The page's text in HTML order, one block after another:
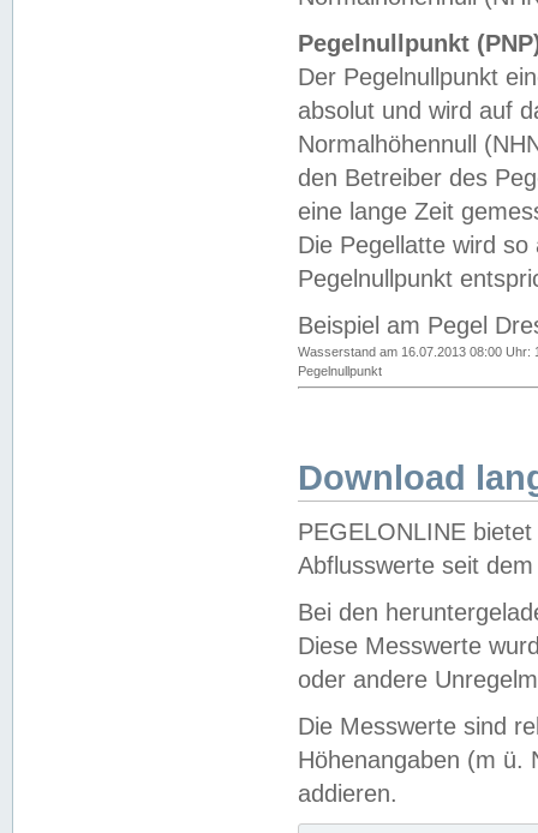
Pegelnullpunkt
Der Pegelnullpunkt
absolut und wird auf
Normalhöhennull
den Betreiber des
eine lange Zeit
Die Pegellatte wird
Pegelnullpunkt
Beispiel am Pegel
Wasserstand am 16.07.2013 08:00 Uhr:
Pegelnullpunkt
Download
PEGELONLINE
Abflusswerte seit
Bei den
Diese Messwerte
oder andere
Die Messwerte sind
Höhenangaben (m ü.
addieren.